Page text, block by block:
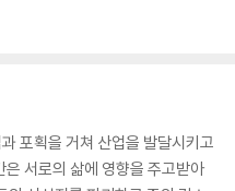
포획을 거쳐 산업을 발달시키고
서로의 삶에 영향을 주고받아